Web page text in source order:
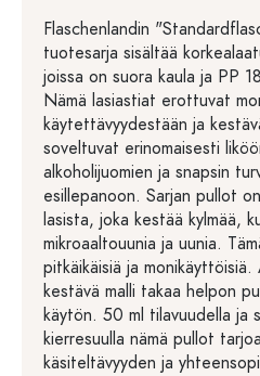
Flaschenlandin
tuotesarja sisältää
joissa on suora kaula ja PP
Nämä lasiastiat erottuvat
käytettävyydestään ja
soveltuvat erinomaisesti
alkoholijuomien ja snapsin
esillepanoon. Sarjan pullot
lasista, joka kestää kylmää,
mikroaaltouunia ja uunia.
pitkäikäisiä ja
kestävä malli takaa helpon
käytön. 50 ml tilavuudella ja
kierresuulla nämä pullot
käsiteltävyyden ja